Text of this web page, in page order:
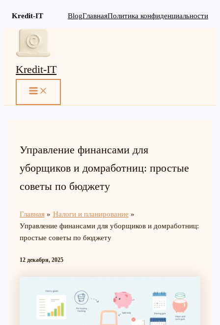
Kredit-IT BlogГлавнаяПолитика конфиденциальности
Перейти
содержимому
Kredit-IT
MAIN
Управление финансами для
уборщиков и домработниц: простые
советы по бюджету
Главная
Налоги и планирование
Управление финансами для уборщиков и домработниц:
простые советы по бюджету
12 декабря, 2025